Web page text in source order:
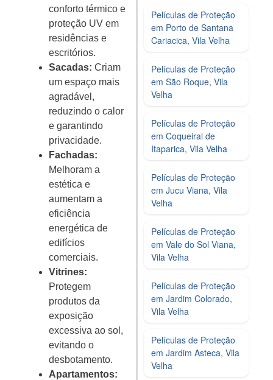
conforto térmico e
proteção UV em
residências e
escritórios.
Sacadas: Criam
um espaço mais
agradável,
reduzindo o calor
e garantindo
privacidade.
Fachadas:
Melhoram a
estética e
aumentam a
eficiência
energética de
edifícios
comerciais.
Vitrines:
Protegem
produtos da
exposição
excessiva ao sol,
evitando o
desbotamento.
Apartamentos:
Películas de Proteção
em Porto de Santana
Cariacica, Vila Velha
Películas de Proteção
em São Roque, Vila
Velha
Películas de Proteção
em Coqueiral de
Itaparica, Vila Velha
Películas de Proteção
em Jucu Viana, Vila
Velha
Películas de Proteção
em Vale do Sol Viana,
Vila Velha
Películas de Proteção
em Jardim Colorado,
Vila Velha
Películas de Proteção
em Jardim Asteca, Vila
Velha